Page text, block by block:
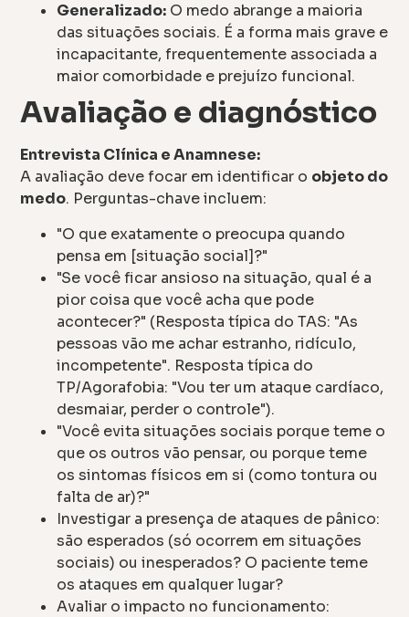
Generalizado: O medo abrange a maioria
das situações sociais. É a forma mais grave e
incapacitante, frequentemente associada a
maior comorbidade e prejuízo funcional.
Avaliação e diagnóstico
Entrevista Clínica e Anamnese:
A avaliação deve focar em identificar o objeto do
medo. Perguntas-chave incluem:
"O que exatamente o preocupa quando
pensa em [situação social]?"
"Se você ficar ansioso na situação, qual é a
pior coisa que você acha que pode
acontecer?" (Resposta típica do TAS: "As
pessoas vão me achar estranho, ridículo,
incompetente". Resposta típica do
TP/Agorafobia: "Vou ter um ataque cardíaco,
desmaiar, perder o controle").
"Você evita situações sociais porque teme o
que os outros vão pensar, ou porque teme
os sintomas físicos em si (como tontura ou
falta de ar)?"
Investigar a presença de ataques de pânico:
são esperados (só ocorrem em situações
sociais) ou inesperados? O paciente teme
os ataques em qualquer lugar?
Avaliar o impacto no funcionamento: